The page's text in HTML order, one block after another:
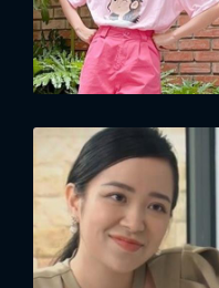
FACEBOOK